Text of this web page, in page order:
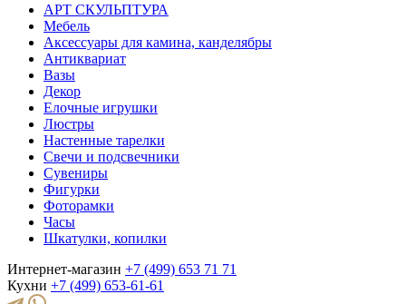
АРТ СКУЛЬПТУРА
Мебель
Аксессуары для камина, канделябры
Антиквариат
Вазы
Декор
Елочные игрушки
Люстры
Настенные тарелки
Свечи и подсвечники
Сувениры
Фигурки
Фоторамки
Часы
Шкатулки, копилки
Интернет-магазин +7 (499) 653 71 71
Кухни +7 (499) 653-61-61